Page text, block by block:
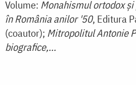
Volume: Monahismul ortodox
în România anilor '50, Editura
(coautor); Mitropolitul Antonie
biografice,...